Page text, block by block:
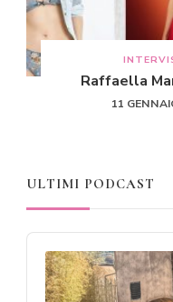
Raffaella
11
ULTIMI PODCAST
Audio
Player